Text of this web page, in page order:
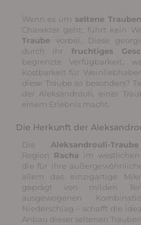
Wenn es um seltene
Charakter geht, führt kein
Traube
vorbei. Diese
durch ihr
fruchtiges
begrenzte Verfügbarkeit,
Kostbarkeit für
diese Traube so besonders?
der Aleksandrouli, einer
einem Erlebnis macht.
Die Herkunft der
Die Aleksandrouli-Traube
Region
Racha im
die für ihre
allem das einzigartige
geprägt von milden
ausgewogenen
Niederschlag – schafft die
Anbau dieser seltenen